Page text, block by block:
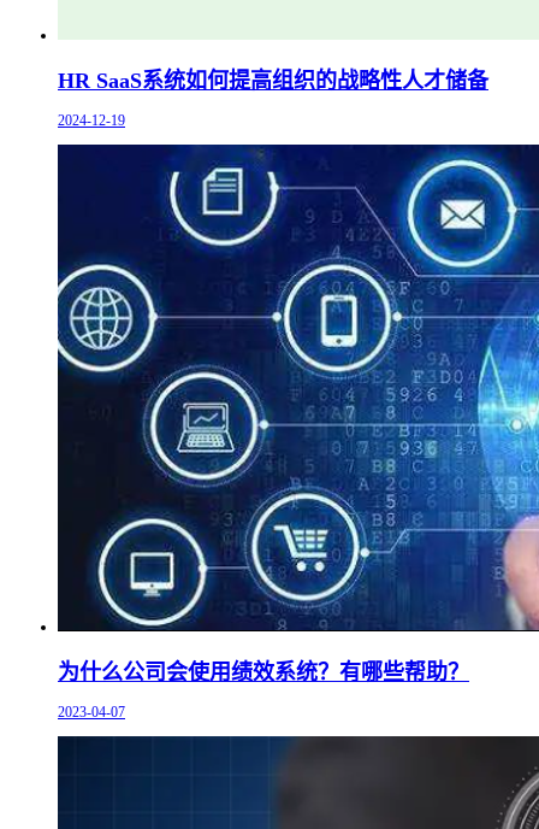
HR SaaS系统如何提高组织的战略性人才储备
2024-12-19
为什么公司会使用绩效系统？有哪些帮助？
2023-04-07